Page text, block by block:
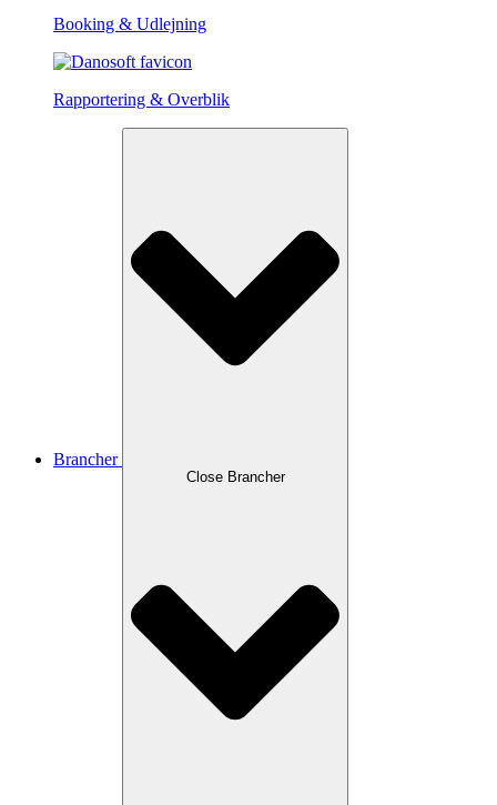
Booking & Udlejning
Rapportering & Overblik
Brancher
Close Brancher